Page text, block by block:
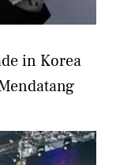
in Korea